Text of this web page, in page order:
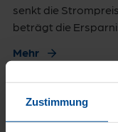
Zustimmung
senkt die
beträgt die
Mehr
Netz“ EVO